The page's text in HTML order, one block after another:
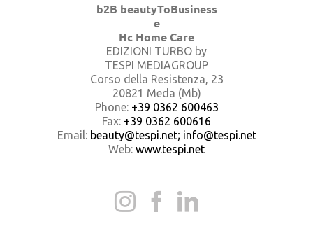
b2B beautyToBusiness
e
Hc Home Care
EDIZIONI TURBO by
TESPI MEDIAGROUP
Corso della Resistenza, 23
20821 Meda (Mb)
Phone: +39 0362 600463
Fax: +39 0362 600616
Email: beauty@tespi.net; info@tespi.net
Web: www.tespi.net